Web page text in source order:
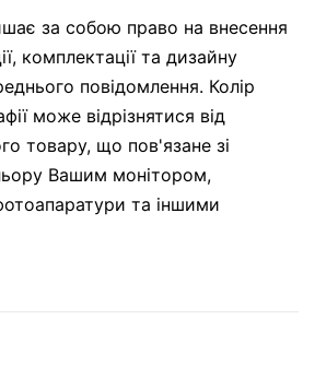
за собою право на внесення
комплектації та дизайну
повідомлення. Колір
може відрізнятися від
товару, що пов'язане зі
Вашим монітором,
та іншими